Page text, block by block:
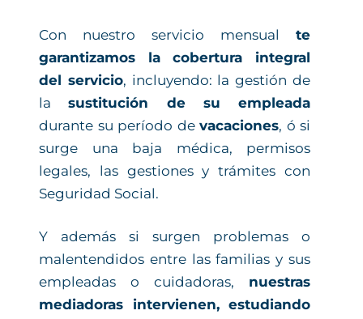
Con nuestro servicio mensual te
garantizamos la cobertura integral
del servicio, incluyendo: la gestión de
lasustitución de su empleada
durante su período de vacaciones, ó si
surge una baja médica, permisos
legales, las gestiones y trámites con
Seguridad Social.
Y además si surgen problemas o
malentendidos entre las familias y sus
empleadas o cuidadoras, nuestras
mediadoras intervienen, estudiando